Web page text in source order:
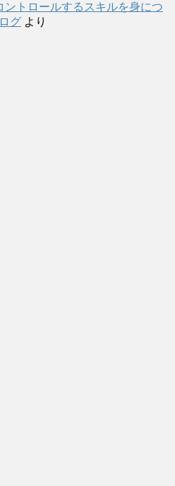
トロールするスキルを身につ
グ より